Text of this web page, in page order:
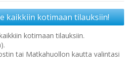
kaikkiin kotimaan tilauksiin!
kotimaan tilauksiin.
tai Matkahuollon kautta valintasi